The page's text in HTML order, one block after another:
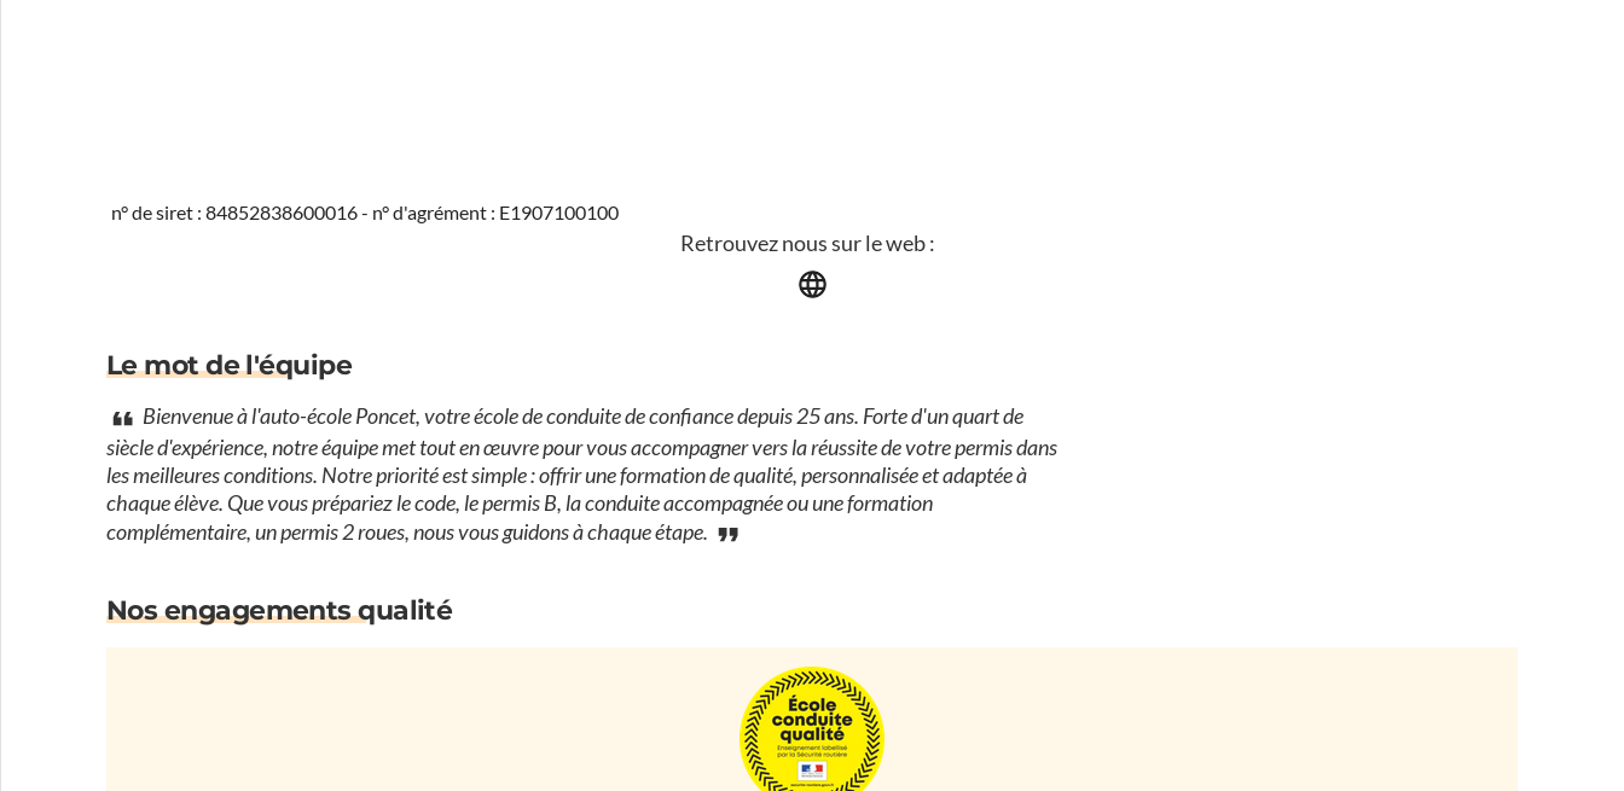
n° de siret : 84852838600016 - n° d'agrément : E1907100100
Retrouvez nous sur le web :
Le mot de l'équipe
Bienvenue à l'auto-école Poncet, votre école de conduite de confiance depuis 25 ans. Forte d'un quart de
siècle d'expérience, notre équipe met tout en œuvre pour vous accompagner vers la réussite de votre permis dans
les meilleures conditions. Notre priorité est simple : offrir une formation de qualité, personnalisée et adaptée à
chaque élève. Que vous prépariez le code, le permis B, la conduite accompagnée ou une formation
complémentaire, un permis 2 roues, nous vous guidons à chaque étape.
Nos engagements qualité